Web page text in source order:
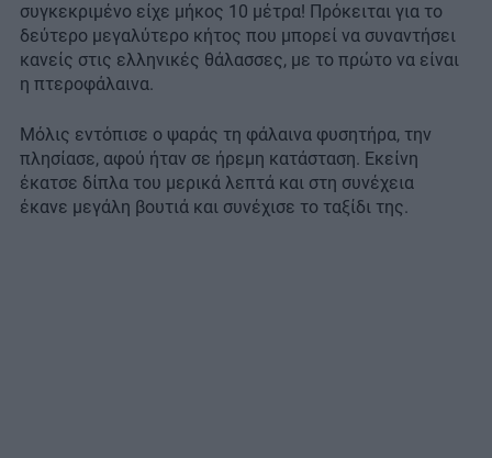
συγκεκριμένο είχε μήκος 10 μέτρα! Πρόκειται για το
δεύτερο μεγαλύτερο κήτος που μπορεί να συναντήσει
κανείς στις ελληνικές θάλασσες, με το πρώτο να είναι
η πτεροφάλαινα.
Μόλις εντόπισε ο ψαράς τη φάλαινα φυσητήρα, την
πλησίασε, αφού ήταν σε ήρεμη κατάσταση. Εκείνη
έκατσε δίπλα του μερικά λεπτά και στη συνέχεια
έκανε μεγάλη βουτιά και συνέχισε το ταξίδι της.